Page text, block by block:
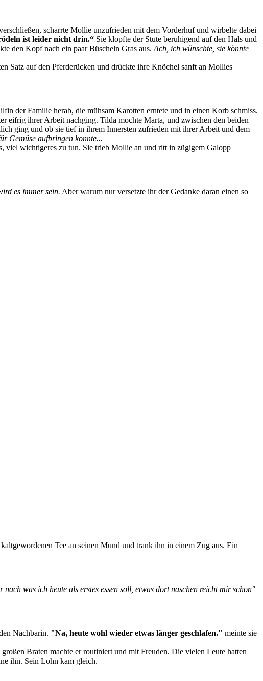
scharrte Mollie unzufrieden mit dem Vorderhuf und wirbelte dabei
ist leider nicht drin.“ Sie klopfte der Stute beruhigend auf den Hals und
den Kopf nach ein paar Büscheln Gras aus. Ach, ich wünschte, sie könnte
Satz auf den Pferderücken und drückte ihre Knöchel sanft an Mollies
der Familie herab, die mühsam Karotten erntete und in einen Korb schmiss.
eifrig ihrer Arbeit nachging. Tilda mochte Marta, und zwischen den beiden
ging und ob sie tief in ihrem Innersten zufrieden mit ihrer Arbeit und dem
Gemüse aufbringen konnte...
viel wichtigeres zu tun. Sie trieb Mollie an und ritt in zügigem Galopp
es immer sein. Aber warum nur versetzte ihr der Gedanke daran einen so
Tee an seinen Mund und trank ihn in einem Zug aus. Ein
nach was ich heute als erstes essen soll, etwas dort naschen reicht mir schon"
Nachbarin. "Na, heute wohl wieder etwas länger geschlafen." meinte sie
Braten machte er routiniert und mit Freuden. Die vielen Leute hatten
ihn. Sein Lohn kam gleich.